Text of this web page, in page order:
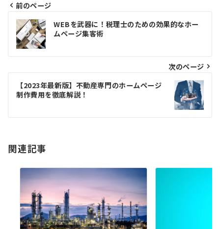
投
稿
ナ
ビ
ー
シ
ン
前のページ
WEBを武器に！税理士のための効果的なホー
ムページ集客術
次のページ
【2023年最新版】不動産専門のホームページ
制作費用を徹底解説！
関連記事